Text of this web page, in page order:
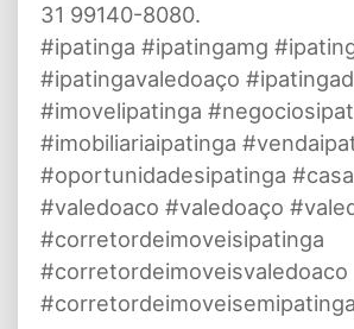
31 99140-8080.
#ipatinga #ipatingamg
#ipatingavaledoaço
#imovelipatinga
#imobiliariaipatinga
#oportunidadesipatinga
#valedoaco #valedoaço
#corretordeimoveisipatinga
#corretordeimoveisvaledoaco
#corretordeimoveisemipatinga